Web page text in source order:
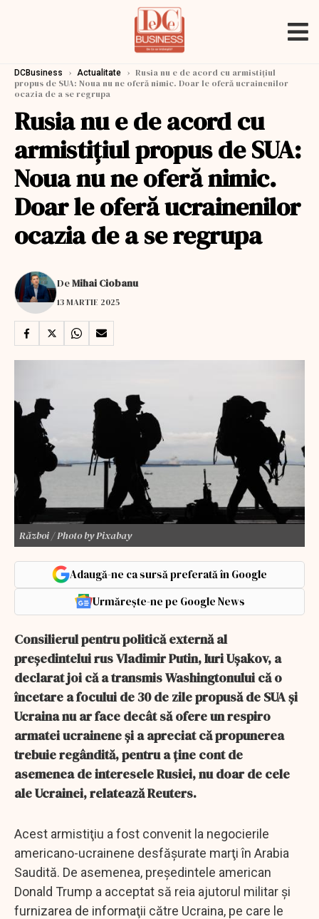
DCBusiness › Actualitate › Rusia nu e de acord cu armistiţiul
propus de SUA: Noua nu ne oferă nimic. Doar le oferă ucrainenilor
ocazia de a se regrupa
Rusia nu e de acord cu
armistiţiul propus de SUA:
Noua nu ne oferă nimic.
Doar le oferă ucrainenilor
ocazia de a se regrupa
DeMihai Ciobanu
13 MARTIE 2025
Război / Photo by Pixabay
Adaugă-ne ca sursă preferată în Google
Urmărește-ne pe Google News
Consilierul pentru politică externă al
preşedintelui rus Vladimir Putin, Iuri Uşakov, a
declarat joi că a transmis Washingtonului că o
încetare a focului de 30 de zile propusă de SUA şi
Ucraina nu ar face decât să ofere un respiro
armatei ucrainene şi a apreciat că propunerea
trebuie regândită, pentru a ţine cont de
asemenea de interesele Rusiei, nu doar de cele
ale Ucrainei, relatează Reuters.
Acest armistiţiu a fost convenit la negocierile
americano-ucrainene desfăşurate marţi în Arabia
Saudită. De asemenea, preşedintele american
Donald Trump a acceptat să reia ajutorul militar şi
furnizarea de informaţii către Ucraina, pe care le